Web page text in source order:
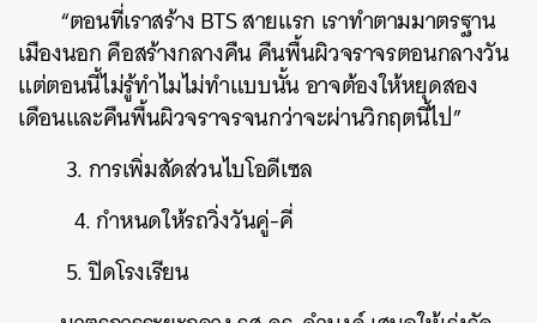
“ตอนที่เราสร้าง BTS สายแรก เราทำตามมาตรฐาน
เมืองนอก คือสร้างกลางคืน คืนพื้นผิวจราจรตอนกลางวัน
แต่ตอนนี้ไม่รู้ทำไมไม่ทำแบบนั้น อาจต้องให้หยุดสอง
เดือนและคืนพื้นผิวจราจรจนกว่าจะผ่านวิกฤตนี้ไป”
3.การเพิ่มสัดส่วนไบโอดีเซล
4. กำหนดให้รถวิ่งวันคู่-คี่
5. ปิดโรงเรียน